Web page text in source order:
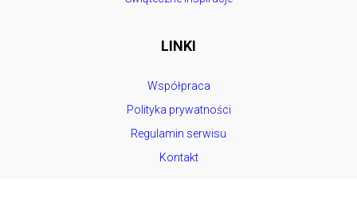
LINKI
Współpraca
Polityka prywatności
Regulamin serwisu
Kontakt